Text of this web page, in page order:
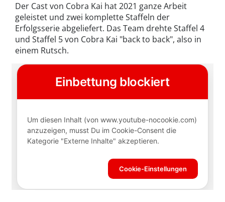
Der Cast von Cobra Kai hat 2021 ganze Arbeit
geleistet und zwei komplette Staffeln der
Erfolgsserie abgeliefert. Das Team drehte Staffel 4
und Staffel 5 von Cobra Kai "back to back", also in
einem Rutsch.